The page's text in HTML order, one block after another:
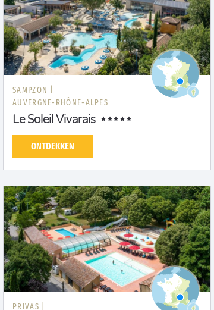
SAMPZON |
AUVERGNE-RHÔNE-ALPES
Le Soleil Vivarais
ONTDEKKEN
PRIVAS |